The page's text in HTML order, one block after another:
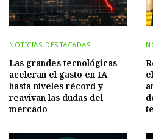
NOTICIAS DESTACADAS
Las grandes tecnológicas
aceleran el gasto en IA
hasta niveles récord y
reavivan las dudas del
mercado